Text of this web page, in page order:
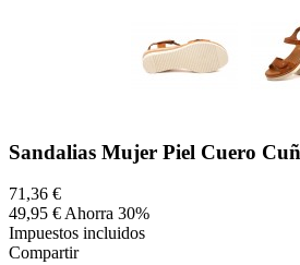
Sandalias Mujer Piel Cuero
71,36 €
49,95 €Ahorra 30%
Impuestos incluidos
Compartir